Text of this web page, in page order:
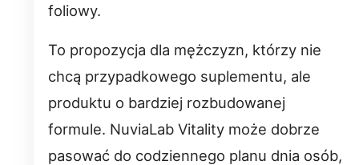
foliowy.
To propozycja dla mężczyzn, którzy nie
chcą przypadkowego suplementu, ale
produktu o bardziej rozbudowanej
formule. NuviaLab Vitality może dobrze
pasować do codziennego planu dnia osób,